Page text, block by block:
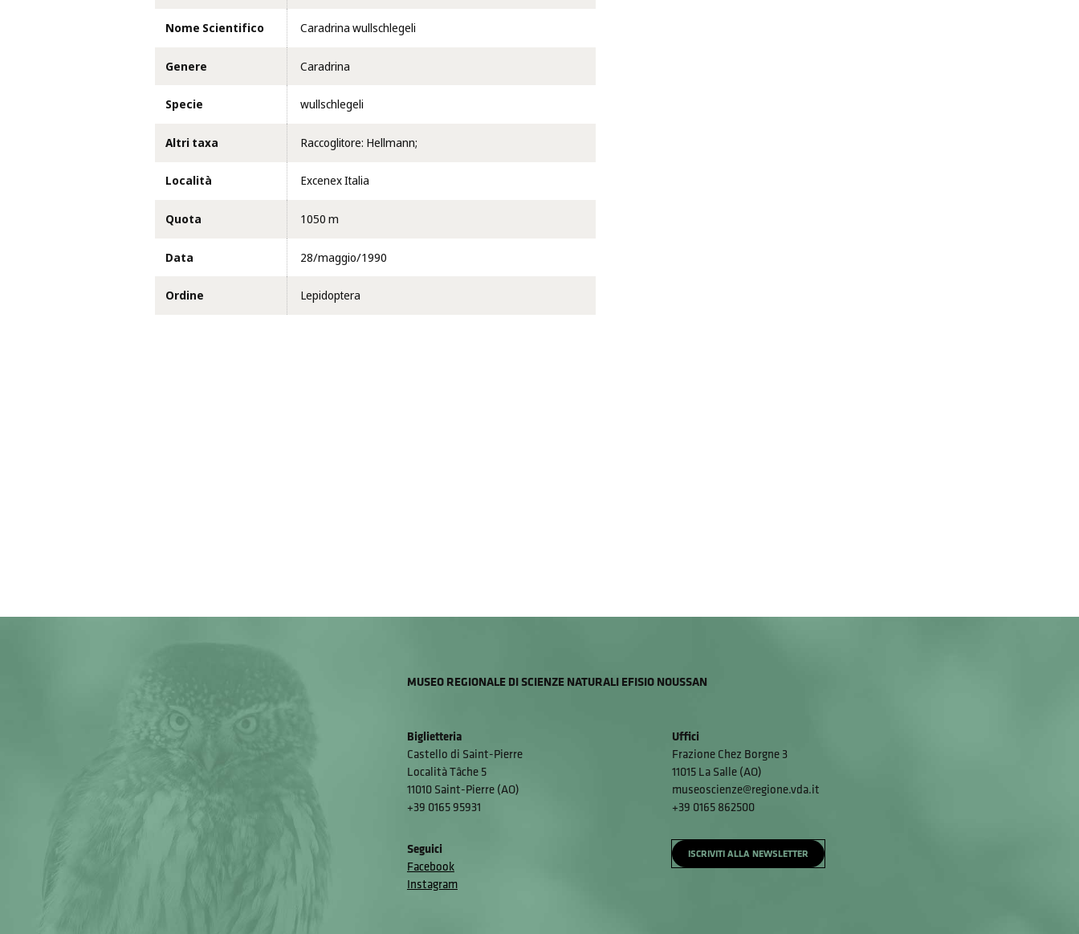
Nome Scientifico Caradrina wullschlegeli
Genere Caradrina
Specie wullschlegeli
Altri taxa Raccoglitore: Hellmann;
Località Excenex Italia
Quota 1050 m
Data 28/maggio/1990
Ordine Lepidoptera
MUSEO REGIONALE DI SCIENZE NATURALI EFISIO NOUSSAN
Biglietteria
Castello di Saint-Pierre
Località Tâche 5
11010 Saint-Pierre (AO)
+39 0165 95931
Uffici
Frazione Chez Borgne 3
11015 La Salle (AO)
museoscienze@regione.vda.it
+39 0165 862500
Seguici
Facebook
Instagram
ISCRIVITI ALLA NEWSLETTER